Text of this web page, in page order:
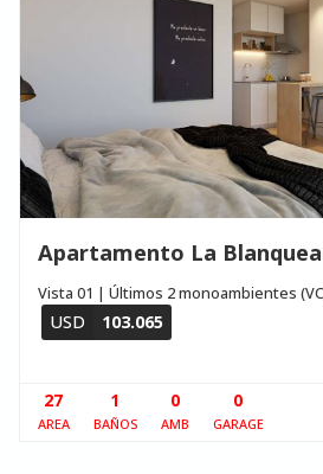
Apartamento La
Vista 01 | Últimos 2 monoambientes
USD 103.065
27
AREA
1
BAÑOS
0
AMB
0
GARAGE